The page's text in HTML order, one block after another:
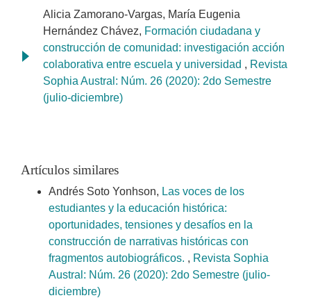
Alicia Zamorano-Vargas, María Eugenia
Hernández Chávez, Formación ciudadana y
construcción de comunidad: investigación acción
colaborativa entre escuela y universidad , Revista
Sophia Austral: Núm. 26 (2020): 2do Semestre
(julio-diciembre)
Artículos similares
Andrés Soto Yonhson, Las voces de los
estudiantes y la educación histórica:
oportunidades, tensiones y desafíos en la
construcción de narrativas históricas con
fragmentos autobiográficos. , Revista Sophia
Austral: Núm. 26 (2020): 2do Semestre (julio-
diciembre)